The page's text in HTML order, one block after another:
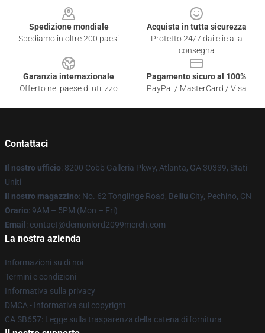
Spedizione mondiale
Spediamo in oltre 200 paesi
Acquista in tutta sicurezza
Protetto 24/7 dai clic alla
consegna
Garanzia internazionale
Offerto nel paese di utilizzo
Pagamento sicuro al 100%
PayPal / MasterCard / Visa
Contattaci
Il nostro ufficio: 8200 Cobb Galleria Pkwy, Atlanta, GA 30339, Stati
Uniti
Il nostro magazzino: No. 62 Tonglinge Road, Beiliu City, Pechino, CN
Orario: 9AM – 5PM (Mon – Fri)
Email : contact@demonlord2099merch.com
La nostra azienda
Informazioni su di noi
Termini e condizioni
Informativa sulla privacy
DMCA - Informativa sul copyright
CA SB657: Legge sulla trasparenza della catena di fornitura